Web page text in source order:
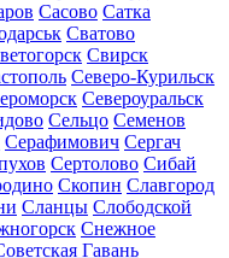
Сасово Сатка
Сватово
Свирск
Северо-Курильск
Североуральск
Сельцо Семенов
Серафимович Сергач
Сертолово Сибай
Скопин Славгород
Сланцы Слободской
Снежное
Гавань